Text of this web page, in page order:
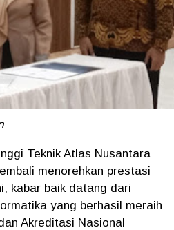
Teknik Atlas Nusantara
menorehkan prestasi
kabar baik datang dari
yang berhasil meraih
Akreditasi Nasional